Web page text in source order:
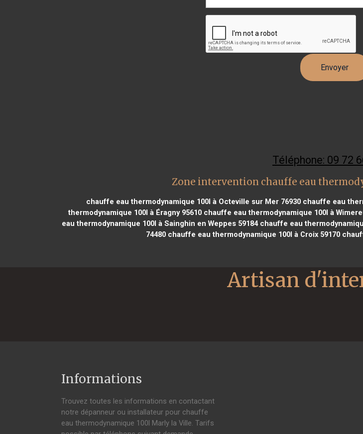
Téléphone: 09 72
Zone intervention chauffe eau
chauffe eau thermodynamique 100l à Octeville sur Mer 76930chauffe eau
thermodynamique 100l à Éragny 95610chauffe eau thermodynamique 100l à
eau thermodynamique 100l à Sainghin en Weppes 59184chauffe eau
74480 chauffe eau thermodynamique 100l à Croix 59170
Informations
Trouvez toutes les informations en contactant
notre dépanneur ou installateur pour chauffe
eau thermodynamique 100l Marly la Ville. Tarifs
Artisan